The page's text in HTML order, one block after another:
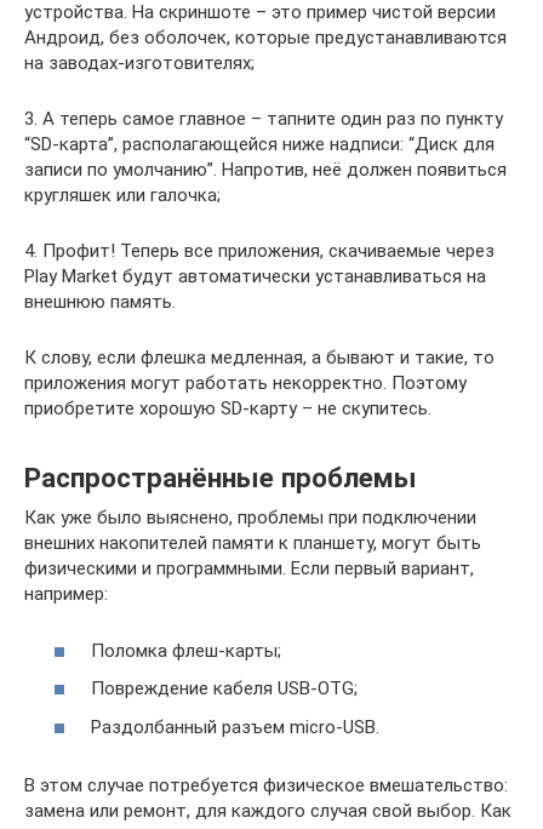
устройства. На скриншоте – это пример чистой версии
Андроид, без оболочек, которые предустанавливаются
на заводах-изготовителях;
3. А теперь самое главное – тапните один раз по пункту
“SD-карта”, располагающейся ниже надписи: “Диск для
записи по умолчанию”. Напротив, неё должен появиться
кругляшек или галочка;
4. Профит! Теперь все приложения, скачиваемые через
Play Market будут автоматически устанавливаться на
внешнюю память.
К слову, если флешка медленная, а бывают и такие, то
приложения могут работать некорректно. Поэтому
приобретите хорошую SD-карту – не скупитесь.
Распространённые проблемы
Как уже было выяснено, проблемы при подключении
внешних накопителей памяти к планшету, могут быть
физическими и программными. Если первый вариант,
например:
Поломка флеш-карты;
Повреждение кабеля USB-OTG;
Раздолбанный разъем micro-USB.
В этом случае потребуется физическое вмешательство:
замена или ремонт, для каждого случая свой выбор. Как